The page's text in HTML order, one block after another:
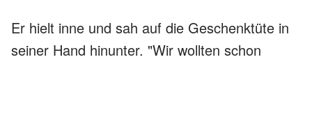
Er hielt inne und sah auf die Geschenktüte in
seiner Hand hinunter. "Wir wollten schon